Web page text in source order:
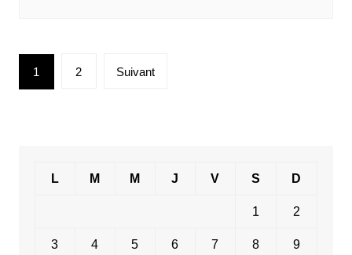
Pagination
des
1 2 Suivant
L M M J V S D
1 2
3 4 5 6 7 8 9